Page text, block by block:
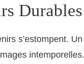
Durables
s’estompent.